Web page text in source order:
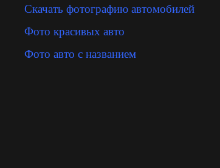
Скачать фотографию автомобилей
Фото красивых авто
Фото авто с названием